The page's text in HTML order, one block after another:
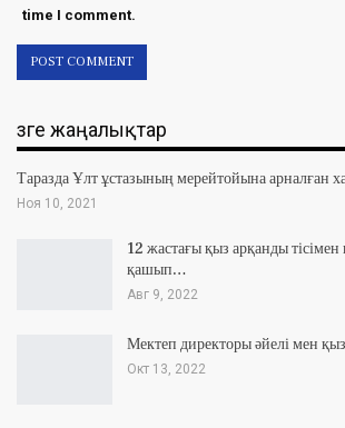
time I comment.
Өзге жаңалықтар
Таразда Ұлт ұстазының мерейтойына арналған
Ноя 10, 2021
12 жастағы қыз арқанды тісімен
қашып…
Авг 9, 2022
Мектеп директоры әйелі мен
Окт 13, 2022